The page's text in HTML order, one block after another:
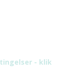
- klik